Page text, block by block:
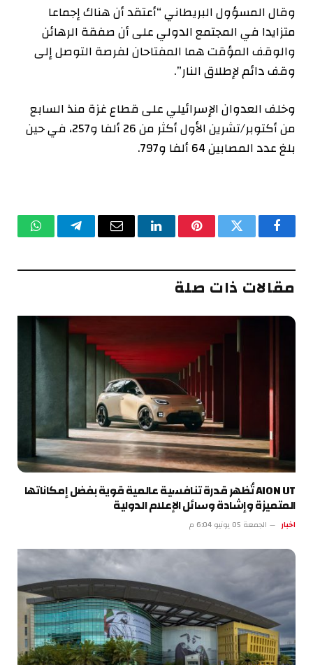
وقال المسؤول البريطاني “أعتقد أن هناك إجماعا
متزايدا في المجتمع الدولي على أن صفقة الرهائن
والوقف المؤقت هما المفتاحان لفرصة التوصل إلى
وقف دائم لإطلاق النار”.
وخلف العدوان الإسرائيلي على قطاع غزة منذ السابع
من أكتوبر/تشرين الأول أكثر من 26 ألفا و257، في حين
بلغ عدد المصابين 64 ألفا و797.
فيسبوكتويتر بينتيريستلينكدإنالبريد تيلقرام
مقالات ذات صلة
AION UT تُظهر قدرة تنافسية عالمية قوية بفضل إمكاناتها
المتميزة وإشادة وسائل الإعلام الدولية
اخبار الجمعة 05 يونيو 6:04 م